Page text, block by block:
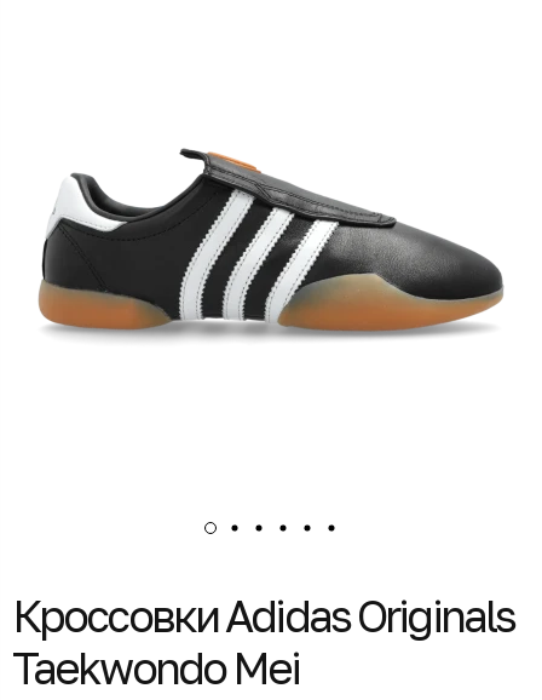
Кроссовки Adidas Originals
Taekwondo Mei